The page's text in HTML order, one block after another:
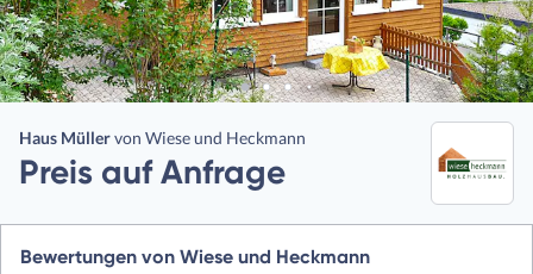
Haus Müllervon Wiese und Heckmann
Preis auf Anfrage
Bewertungen von Wiese und Heckmann